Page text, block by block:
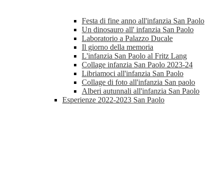
Festa di fine anno all'infanzia San Paolo
Un dinosauro all' infanzia San Paolo
Laboratorio a Palazzo Ducale
Il giorno della memoria
L'infanzia San Paolo al Fritz Lang
Collage infanzia San Paolo 2023-24
Libriamoci all'infanzia San Paolo
Collage di foto all'infanzia San paolo
Alberi autunnali all'infanzia San Paolo
Esperienze 2022-2023 San Paolo